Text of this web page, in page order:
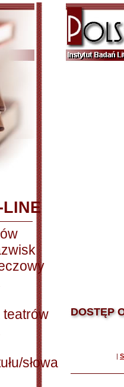
teatrów
słowa
DOSTĘP
|